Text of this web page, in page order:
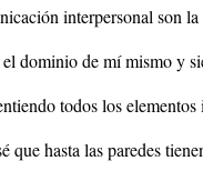
interpersonal son
dominio de mí mismo y
todos los
que hasta las paredes